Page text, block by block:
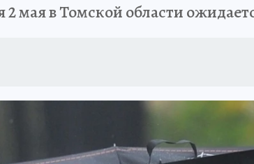
2 мая в Томской области